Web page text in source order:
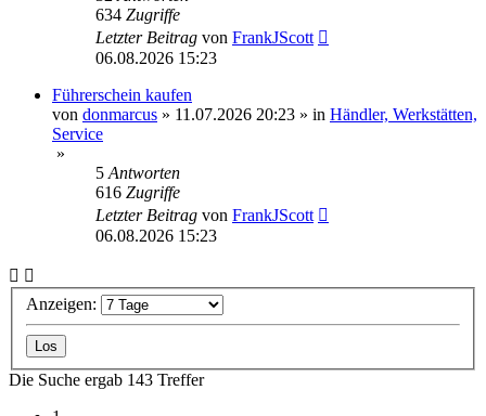
634 Zugriffe
Letzter Beitrag von FrankJScott
06.08.2026 15:23
Führerschein kaufen
von donmarcus » 11.07.2026 20:23 » in Händler, Werkstätten,
Service
»
5 Antworten
616 Zugriffe
Letzter Beitrag von FrankJScott
06.08.2026 15:23
Anzeigen:
Die Suche ergab 143 Treffer